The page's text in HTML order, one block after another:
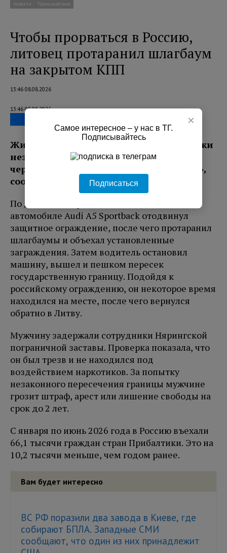
Новости Происшествия
Чтобы прорваться в Россию,
литовец протаранил шлагбаум
на закрытом КПП
13:46 08.08.2026
13:46 08.08.2026
Жителя Литвы задержали после попытки
незаконно пересечь границу с Россией
через закрытый пункт пропуска «Нида»,
сообщает LRT.
По данным пограничников, мужчина на
автомобиле Audi A5 Sportback отодвинул
защитное ограждение, после чего протаранил
шлагбаумы и объехал установленные
заграждения. Затем водитель остановил
машину, вышел и пешком пересек
государственную границу. Подойдя к
российскому ограждению, он некоторое время
находился на месте, после чего вернулся
обратно в Литву.
Мужчину задержали сотрудники Нярингской
пограничной заставы. Проверка показала, что
он был трезв и не находился под
воздействием наркотиков. За попытку
незаконного пересечения границы мужчине
грозит штраф, арест или лишение свободы на
срок до 2 лет.
С января по июнь 2026 года в Россию въехали
66,1 тысячи граждан стран Прибалтики. Это на
10,2 тысячи меньше, чем годом ранее.
Вам будет интересно
ВС РФ поразили два завода в Киеве, где
собирают БПЛА. Западные СМИ
сообщают, что один из них принадлежит
×
Самое интересное – у нас в ТГ.
Подписывайтесь
Подписаться